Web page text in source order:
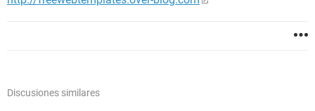
Discusiones similares